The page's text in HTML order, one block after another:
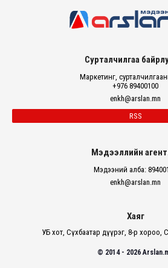
Сурталчилгаа
Маркетинг,
+976 89400100
enkh@arslan.mn
RSS
Мэдээллийн
Мэдээний алба:
enkh@arslan.mn
Хаяг
УБ хот, Сүхбаатар дүүрэг, 8-р хороо,
© 2014 - 2026